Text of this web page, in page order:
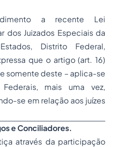
a recente Lei
dos Juizados Especiais da
Distrito Federal,
que o artigo (art. 16)
somente deste – aplica-se
mais uma vez,
se em relação aos juízes
e Conciliadores.
através da participação